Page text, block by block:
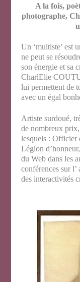
A la fois,
photographe,
Un ‘multiste’ est
ne peut se
son énergie et sa
CharlElie
lui permettent de
avec un égal
Artiste surdoué,
de nombreux
lesquels : Officier
Légion
du Web dans les
conférences sur
des interactivités